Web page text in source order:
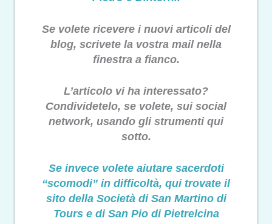
Se volete ricevere i nuovi articoli del
blog, scrivete la vostra mail nella
finestra a fianco.
L’articolo vi ha interessato?
Condividetelo, se volete, sui social
network, usando gli strumenti qui
sotto.
Se invece volete aiutare sacerdoti
“scomodi” in difficoltà, qui trovate il
sito della Società di San Martino di
Tours e di San Pio di Pietrelcina